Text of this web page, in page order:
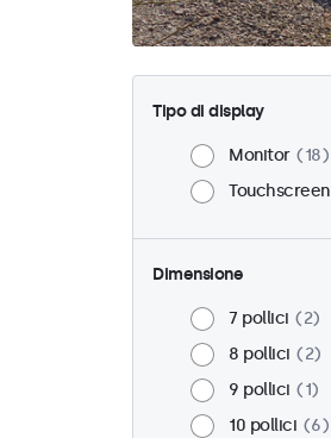
Tipo di display
Monitor
18
Touchscreen
Dimensione
7 pollici
2
8 pollici
2
9 pollici
1
10 pollici
6